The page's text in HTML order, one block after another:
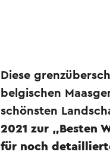
Diese
belgischen
schönsten
2021 zur „Besten
für noch